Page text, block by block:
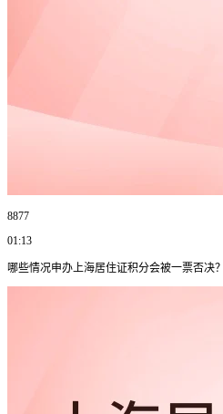
8877
01:13
哪些情况申办上海居住证积分会被一票否决？